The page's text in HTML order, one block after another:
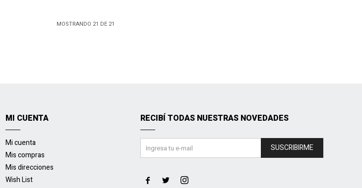
MOSTRANDO 21 DE 21
MI CUENTA
Mi cuenta
Mis compras
Mis direcciones
Wish List
RECIBÍ TODAS NUESTRAS NOVEDADES
SUSCRIBIRME
  